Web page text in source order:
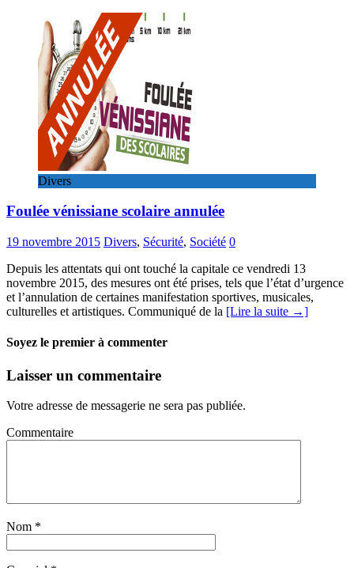
Divers
Foulée vénissiane scolaire annulée
19 novembre 2015 Divers, Sécurité, Société 0
Depuis les attentats qui ont touché la capitale ce vendredi 13
novembre 2015, des mesures ont été prises, tels que l’état d’urgence
et l’annulation de certaines manifestation sportives, musicales,
culturelles et artistiques. Communiqué de la [Lire la suite →]
Soyez le premier à commenter
Laisser un commentaire
Votre adresse de messagerie ne sera pas publiée.
Commentaire
Nom *